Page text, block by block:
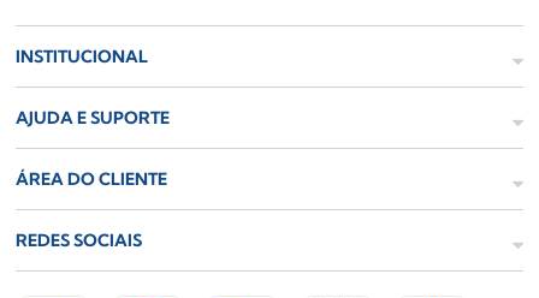
INSTITUCIONAL
AJUDA E SUPORTE
ÁREA DO CLIENTE
REDES SOCIAIS